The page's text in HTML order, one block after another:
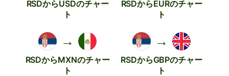
RSDからUSDのチャー
ト
RSDからEURのチャー
ト
→
RSDからMXNのチャー
ト
→
RSDからGBPのチャー
ト